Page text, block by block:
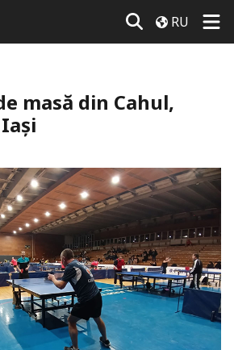
RU
masă din Cahul,